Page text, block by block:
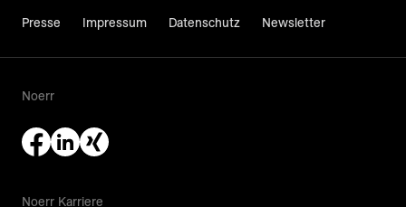
Presse Impressum Datenschutz Newsletter
Noerr
Noerr Karriere